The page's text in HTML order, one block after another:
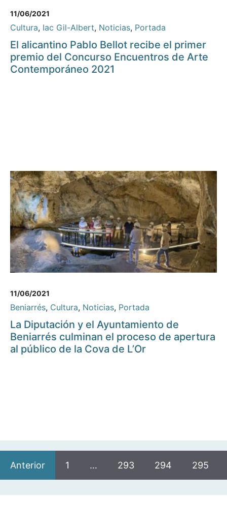
11/06/2021
Cultura, Iac Gil-Albert, Noticias, Portada
El alicantino Pablo Bellot recibe el primer
premio del Concurso Encuentros de Arte
Contemporáneo 2021
11/06/2021
Beniarrés, Cultura, Noticias, Portada
La Diputación y el Ayuntamiento de
Beniarrés culminan el proceso de apertura
al público de la Cova de L’Or
Anterior 1 … 293 294 295